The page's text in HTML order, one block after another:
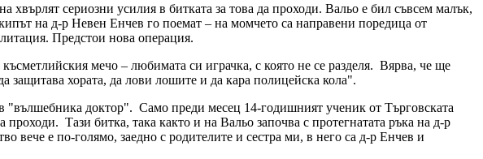
сериозни усилия в битката за това да проходи. Вальо е бил съвсем малък,
на д-р Невен Енчев го поемат – на момчето са направени поредица от
Предстои нова операция.
мечо – любимата си играчка, с която не се разделя. Вярва, че ще
хората, да лови лошите и да кара полицейска кола".
доктор". Само преди месец 14-годишният ученик от Търговската
Тази битка, така както и на Вальо започва с протегнатата ръка на д-р
вече е по-голямо, заедно с родителите и сестра ми, в него са д-р Енчев и